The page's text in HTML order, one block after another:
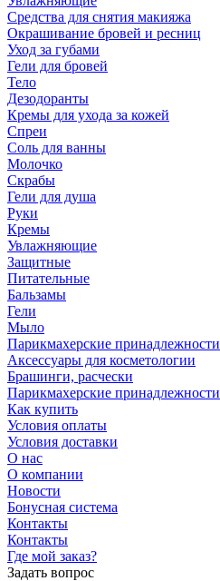
Средства для снятия макияжа
Окрашивание бровей и ресниц
Уход за губами
Гели для бровей
Тело
Дезодоранты
Кремы для ухода за кожей
Спреи
Соль для ванны
Молочко
Скрабы
Гели для душа
Руки
Кремы
Увлажняющие
Защитные
Питательные
Бальзамы
Гели
Мыло
Парикмахерские принадлежности
Аксессуары для косметологии
Брашинги, расчески
Парикмахерские принадлежности
Как купить
Условия оплаты
Условия доставки
О нас
О компании
Новости
Бонусная система
Контакты
Контакты
Где мой заказ?
Задать вопрос